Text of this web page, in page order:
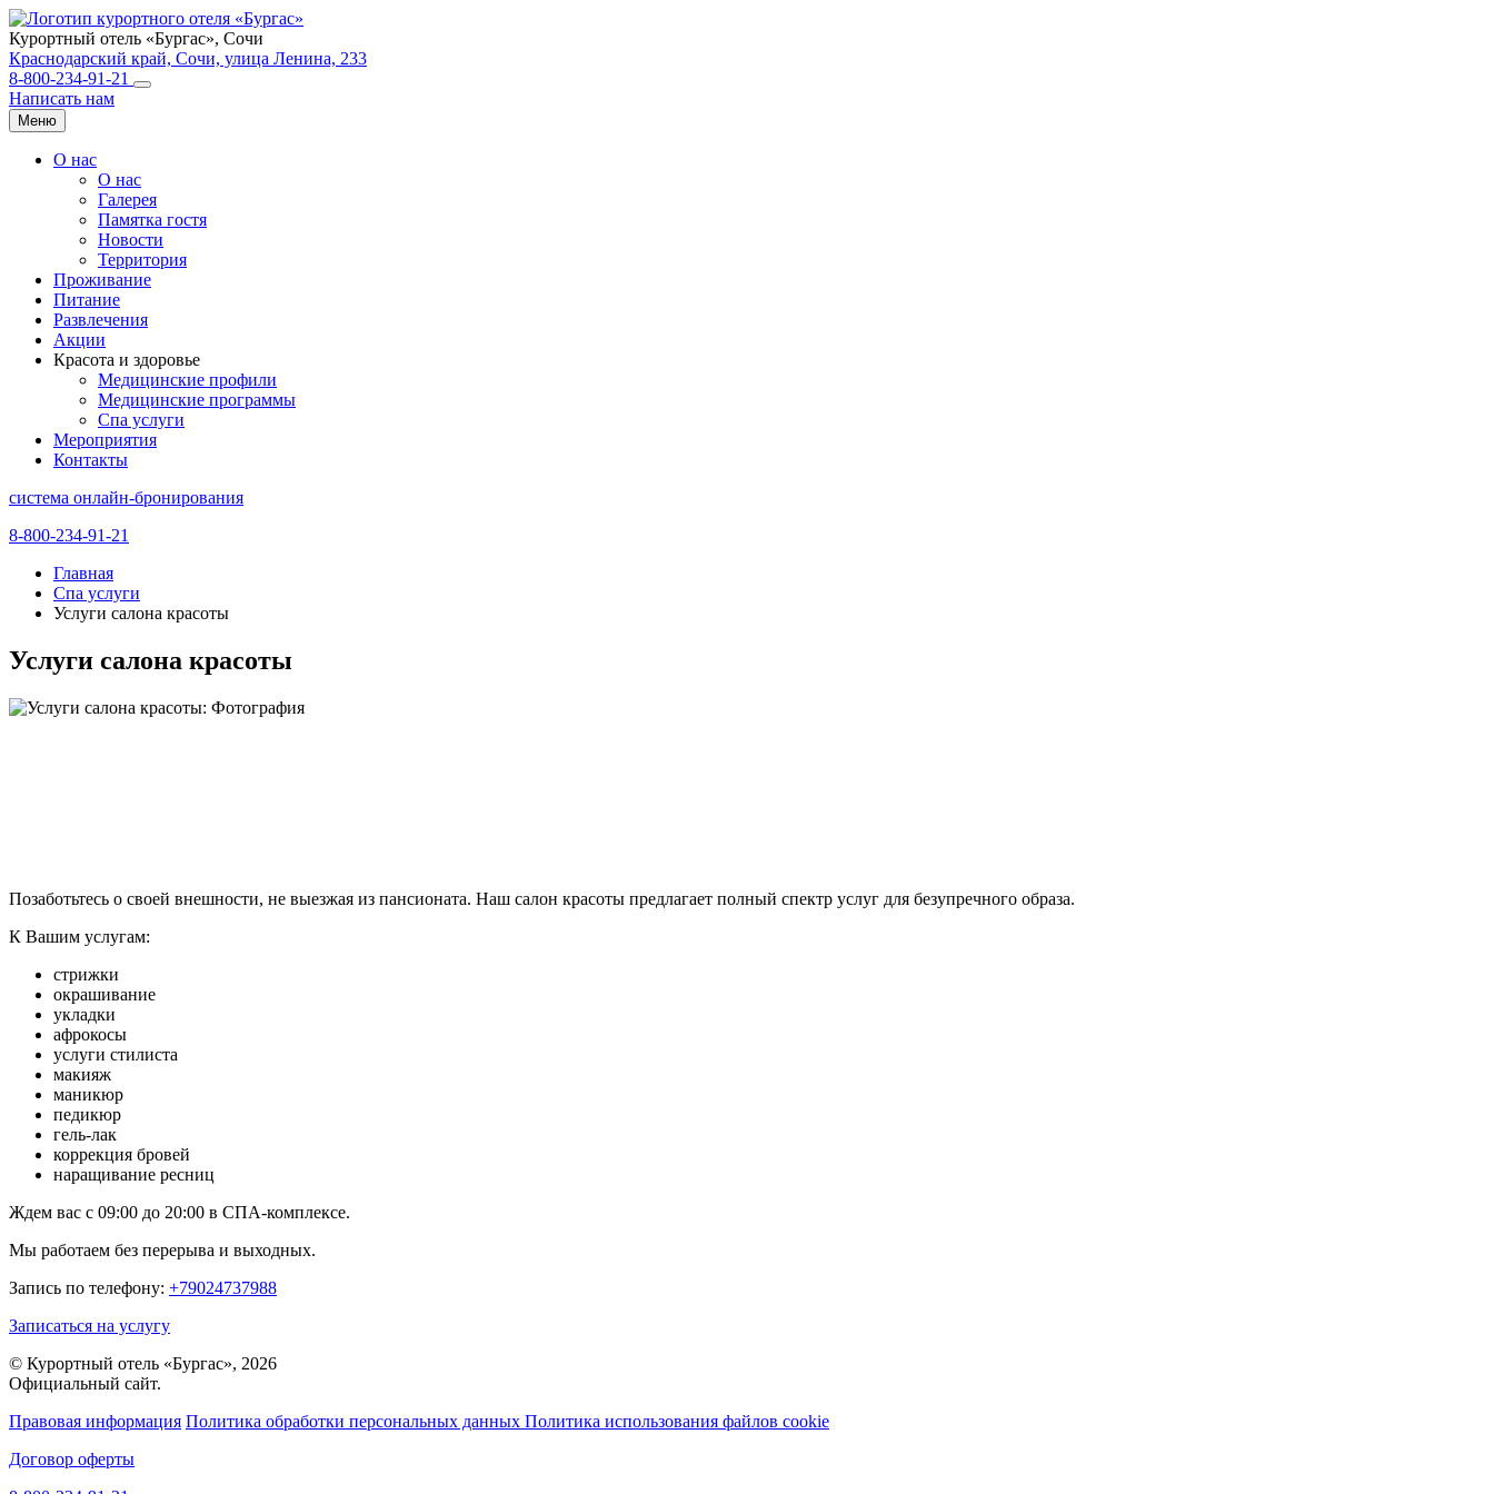
Курортный отель «Бургас», Сочи
Краснодарский край, Сочи, улица Ленина, 233
8-800-234-91-21
Написать нам
Меню
О нас
О нас
Галерея
Памятка гостя
Новости
Территория
Проживание
Питание
Развлечения
Акции
Красота и здоровье
Медицинские профили
Медицинские программы
Спа услуги
Мероприятия
Контакты
система онлайн-бронирования
8-800-234-91-21
Главная
Спа услуги
Услуги салона красоты
Услуги салона красоты
Позаботьтесь о своей внешности, не выезжая из пансионата. Наш салон красоты предлагает полный спектр услуг для безупречного образа.
К Вашим услугам:
стрижки
окрашивание
укладки
афрокосы
услуги стилиста
макияж
маникюр
педикюр
гель-лак
коррекция бровей
наращивание ресниц
Ждем вас с 09:00 до 20:00 в СПА-комплексе.
Мы работаем без перерыва и выходных.
Запись по телефону: +79024737988
Записаться на услугу
© Курортный отель «Бургас», 2026
Официальный сайт.
Правовая информация Политика обработки персональных данных Политика использования файлов cookie
Договор оферты